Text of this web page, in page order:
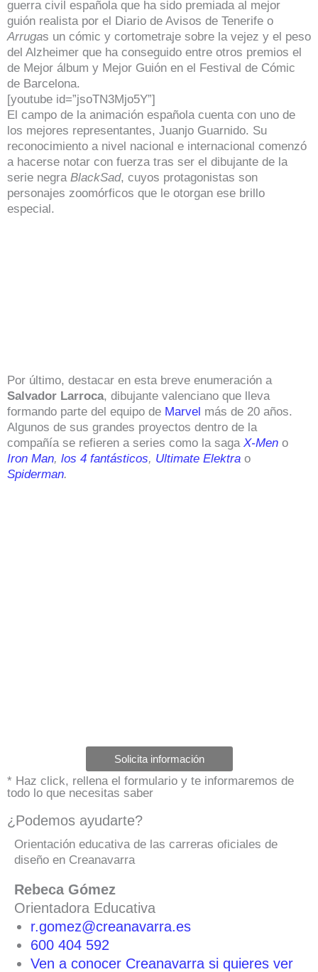
guerra civil española que ha sido premiada al mejor
guión realista por el Diario de Avisos de Tenerife o
Arrugas un cómic y cortometraje sobre la vejez y el peso
del Alzheimer que ha conseguido entre otros premios el
de Mejor álbum y Mejor Guión en el Festival de Cómic
de Barcelona.
[youtube id=”jsoTN3Mjo5Y”]
El campo de la animación española cuenta con uno de
los mejores representantes, Juanjo Guarnido. Su
reconocimiento a nivel nacional e internacional comenzó
a hacerse notar con fuerza tras ser el dibujante de la
serie negra BlackSad, cuyos protagonistas son
personajes zoomórficos que le otorgan ese brillo
especial.
Por último, destacar en esta breve enumeración a
Salvador Larroca, dibujante valenciano que lleva
formando parte del equipo de Marvel más de 20 años.
Algunos de sus grandes proyectos dentro de la
compañía se refieren a series como la saga X-Men o
Iron Man, los 4 fantásticos, Ultimate Elektra o
Spiderman.
Solicita información
* Haz click, rellena el formulario y te informaremos de
todo lo que necesitas saber
¿Podemos ayudarte?
Orientación educativa de las carreras oficiales de
diseño en Creanavarra
Rebeca Gómez
Orientadora Educativa
r.gomez@creanavarra.es
600 404 592
Ven a conocer Creanavarra si quieres ver